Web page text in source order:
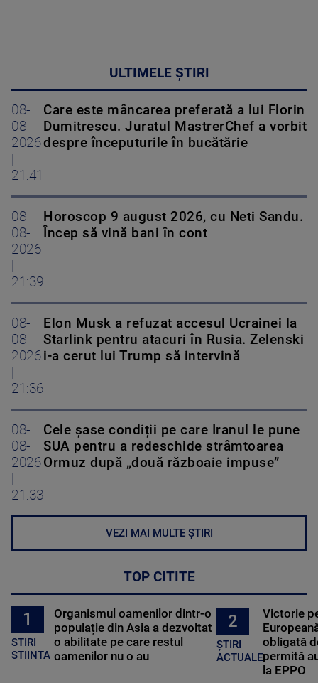
ULTIMELE ȘTIRI
08-
08-
2026
|
21:41
Care este mâncarea preferată a lui Florin
Dumitrescu. Juratul MastrerChef a vorbit
despre începuturile în bucătărie
08-
08-
2026
|
21:39
Horoscop 9 august 2026, cu Neti Sandu.
Încep să vină bani în cont
08-
08-
2026
|
21:36
Elon Musk a refuzat accesul Ucrainei la
Starlink pentru atacuri în Rusia. Zelenski
i-a cerut lui Trump să intervină
08-
08-
2026
|
21:33
Cele șase condiții pe care Iranul le pune
SUA pentru a redeschide strâmtoarea
Ormuz după „două războaie impuse”
VEZI MAI MULTE ȘTIRI
TOP CITITE
1
STIRI
STIINTA
Organismul oamenilor dintr-o
populație din Asia a dezvoltat
o abilitate pe care restul
oamenilor nu o au
2
ȘTIRI
ACTUALE
Victorie
obligată
permită
la EPPO